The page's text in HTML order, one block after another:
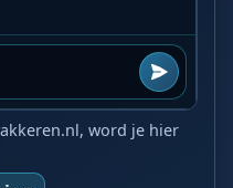
word je hier